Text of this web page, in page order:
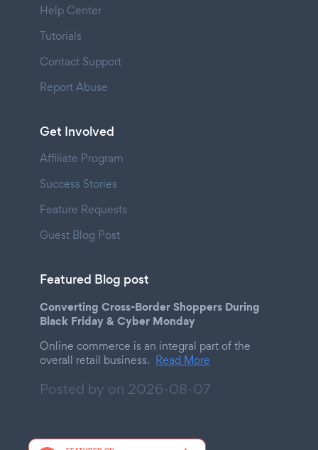
Help Center
Tutorials
Contact Support
Report Abuse
Get Involved
Affiliate Program
Success Stories
Feature Requests
Guest Blog Post
Featured Blog post
Converting Cross-Border Shoppers During
Black Friday & Cyber Monday
Online commerce is an integral part of the
overall retail business. Read More
Posted by on 2026-08-07